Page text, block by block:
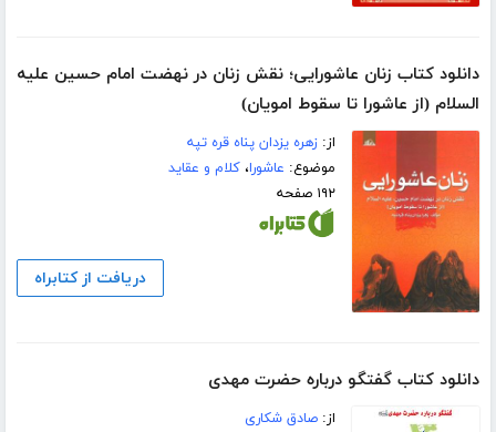
دانلود کتاب زنان عاشورایی؛ نقش زنان در نهضت امام حسین علیه
السلام (از عاشورا تا سقوط امویان)
از:زهره یزدان پناه قره تپه
موضوع: عاشورا،کلام و عقاید
۱۹۲ صفحه
دریافت از کتابراه
دانلود کتاب گفتگو درباره حضرت مهدی‌
از:صادق شکاری